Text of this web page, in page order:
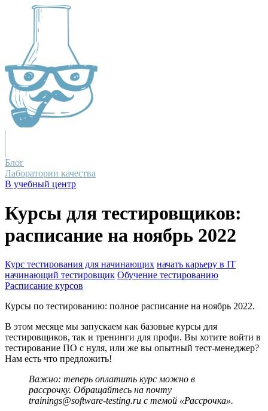
Блог
Лаборатории качества
В учебный центр
Курсы для тестировщиков:
расписание на ноябрь 2022
Курс тестирования для начинающих начать карьеру в IT
начинающий тестировщик Обучение тестированию
Расписание курсов
Курсы по тестированию: полное расписание на ноябрь 2022.
В этом месяце мы запускаем как базовые курсы для
тестировщиков, так и тренинги для профи. Вы хотите войти в
тестирование ПО с нуля, или же вы опытный тест-менеджер?
Нам есть что предложить!
Важно: теперь оплатить курс можно в
рассрочку. Обращайтесь на почту
trainings@software-testing.ru с темой «Рассрочка».